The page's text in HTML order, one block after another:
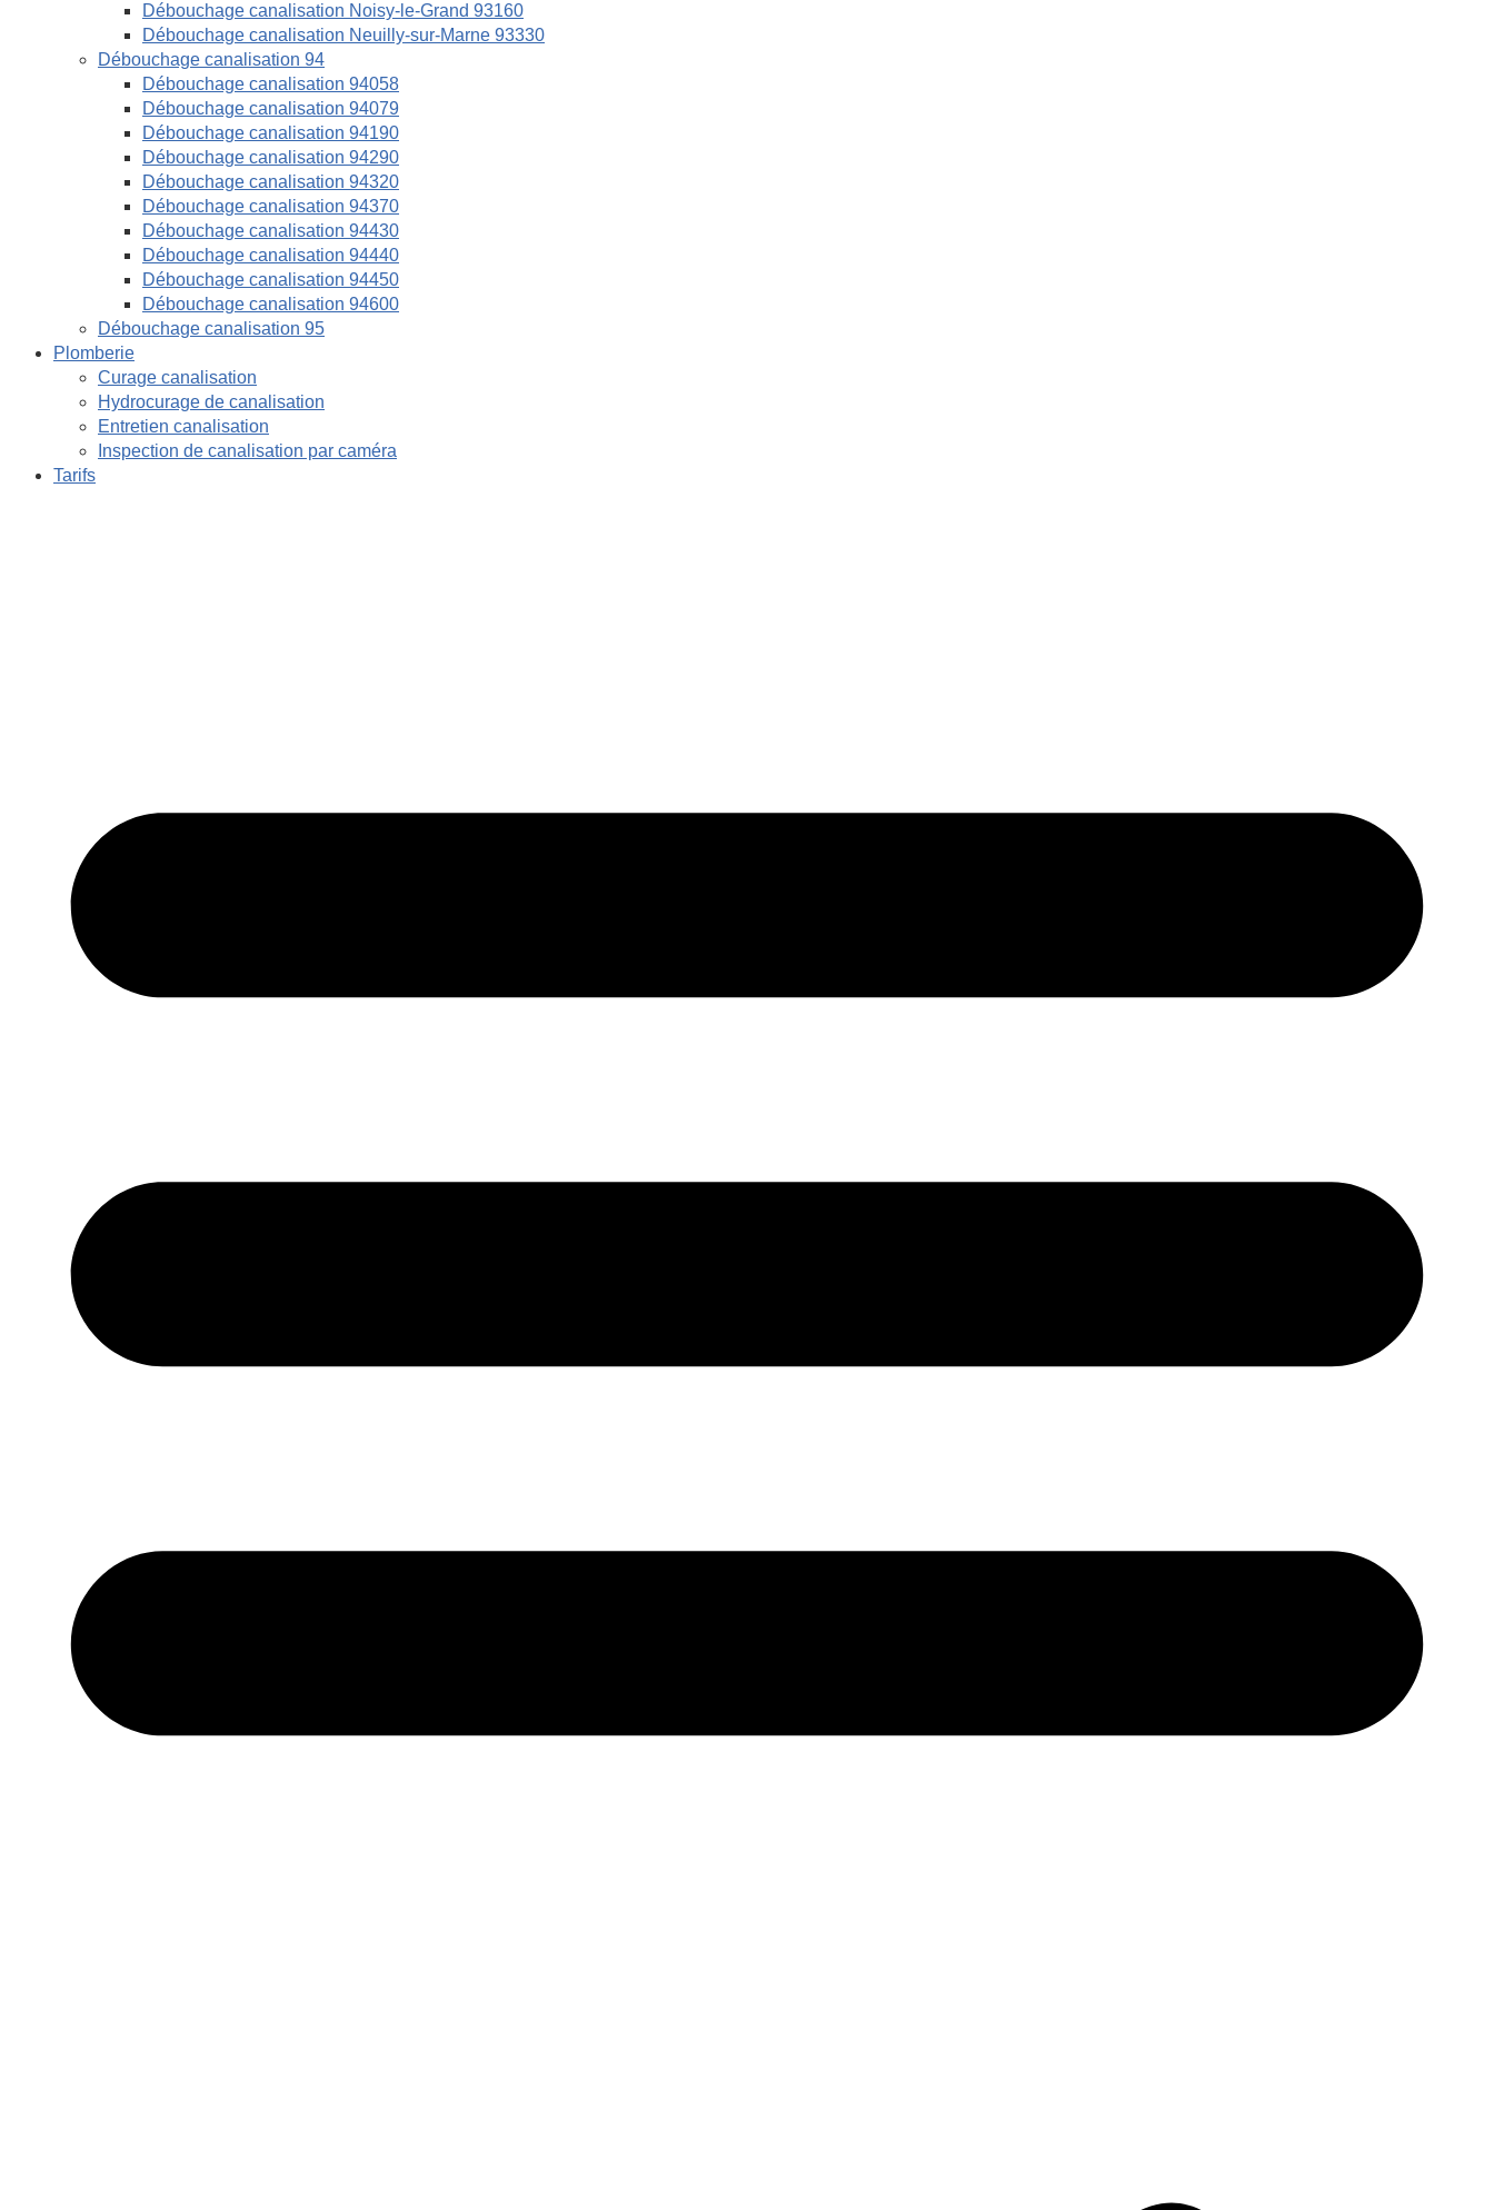
Débouchage canalisation Noisy-le-Grand 93160
Débouchage canalisation Neuilly-sur-Marne 93330
Débouchage canalisation 94
Débouchage canalisation 94058
Débouchage canalisation 94079
Débouchage canalisation 94190
Débouchage canalisation 94290
Débouchage canalisation 94320
Débouchage canalisation 94370
Débouchage canalisation 94430
Débouchage canalisation 94440
Débouchage canalisation 94450
Débouchage canalisation 94600
Débouchage canalisation 95
Plomberie
Curage canalisation
Hydrocurage de canalisation
Entretien canalisation
Inspection de canalisation par caméra
Tarifs